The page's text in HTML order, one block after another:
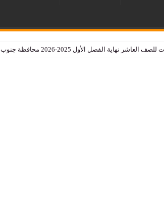
نهاية الفصل الأول 2025-2026 محافظة جنوب الشرقية
المانع اسلامية للصف التاسع الفصل الاول